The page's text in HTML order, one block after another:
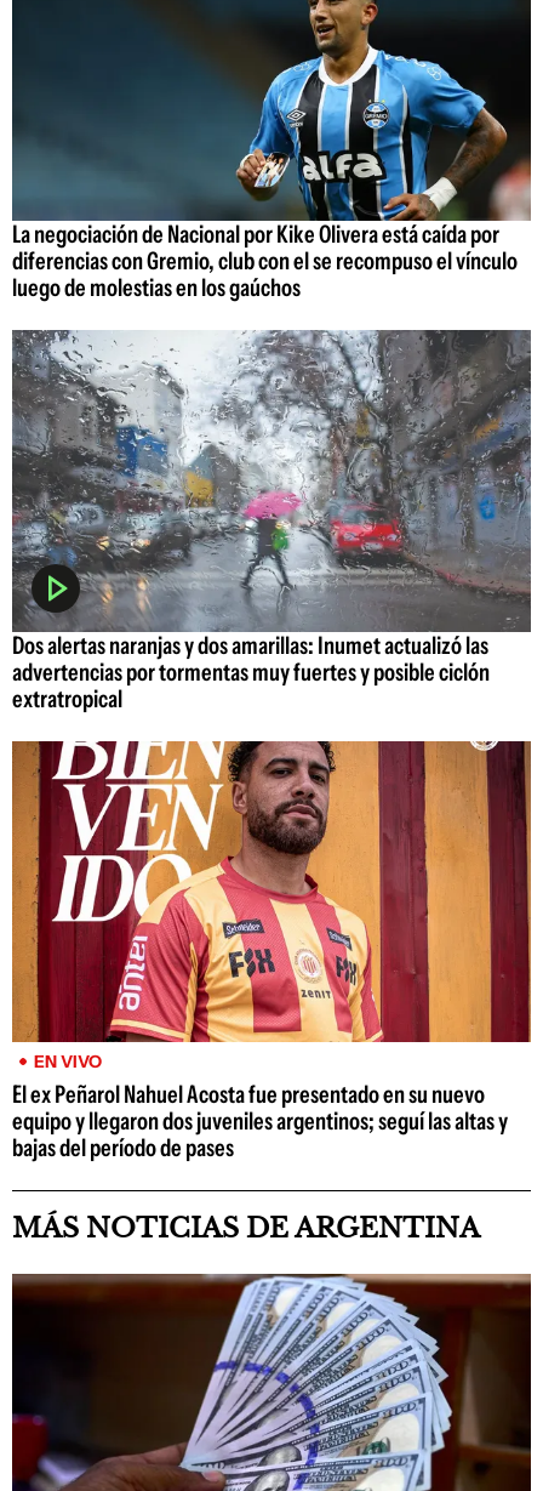
La negociación de Nacional por Kike Olivera está caída por
diferencias con Gremio, club con el se recompuso el vínculo
luego de molestias en los gaúchos
Dos alertas naranjas y dos amarillas: Inumet actualizó las
advertencias por tormentas muy fuertes y posible ciclón
extratropical
EN VIVO
El ex Peñarol Nahuel Acosta fue presentado en su nuevo
equipo y llegaron dos juveniles argentinos; seguí las altas y
bajas del período de pases
MÁS NOTICIAS DE ARGENTINA